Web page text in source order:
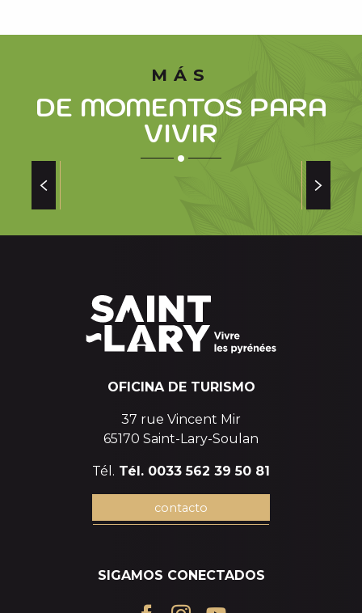
MÁS
DE MOMENTOS PARA
VIVIR
OFICINA DE TURISMO
37 rue Vincent Mir
65170 Saint-Lary-Soulan
Tél. Tél. 0033 562 39 50 81
contacto
SIGAMOS CONECTADOS